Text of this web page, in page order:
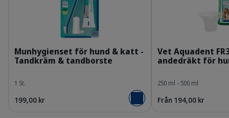
309624_Kit_Enzymatic-
Munhygienset för hund & katt -
Tandkräm & tandborste
1 St.
199,00 kr Lägg i varukorgen
Vet Aquadent
andedräkt för
250 ml - 500 ml
Från 194,00 kr